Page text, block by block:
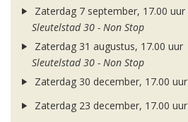
Zaterdag 7 september, 17.00 uur
Sleutelstad 30 - Non Stop
Zaterdag 31 augustus, 17.00 uur
Sleutelstad 30 - Non Stop
Zaterdag 30 december, 17.00 uur
Zaterdag 23 december, 17.00 uur